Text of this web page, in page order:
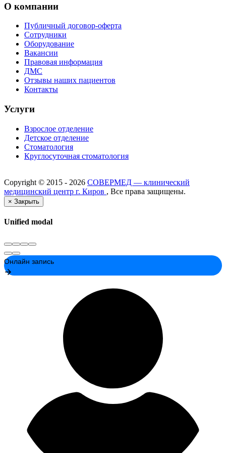
О компании
Публичный договор-оферта
Сотрудники
Оборудование
Вакансии
Правовая информация
ДМС
Отзывы наших пациентов
Контакты
Услуги
Взрослое отделение
Детское отделение
Стоматология
Круглосуточная стоматология
Copyright © 2015 - 2026 СОВЕРМЕД — клинический
медицинский центр г. Киров , Все права защищены.
× Закрыть
Unified modal